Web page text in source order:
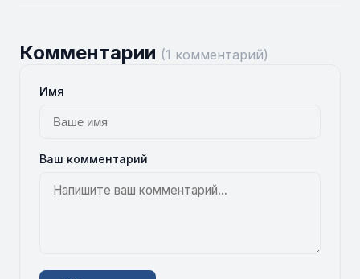
Комментарии (1 комментарий)
Имя
Ваш комментарий